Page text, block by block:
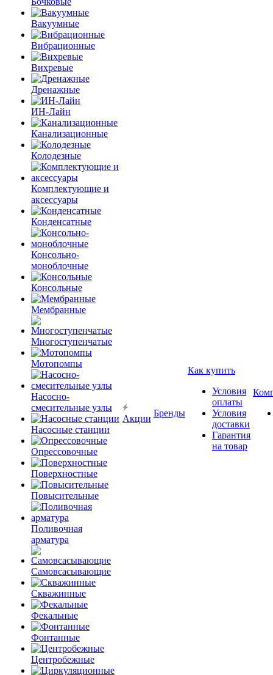
Вакуумные
Вибрационные
Вихревые
Дренажные
ИН-Лайн
Канализационные
Колодезные
Комплектующие и
аксессуары
Конденсатные
Консольно-
моноблочные
Консольные
Мембранные
Многоступенчатые
Мотопомпы
Насосно-
смесительные узлы
Насосные станции
Опрессовочные
Поверхностные
Повысительные
Поливочная
арматура
Самовсасывающие
Скважинные
Фекальные
Фонтанные
Центробежные
Акции
Бренды
Как купить
Условия
оплаты
Условия
доставки
Гарантия
на товар